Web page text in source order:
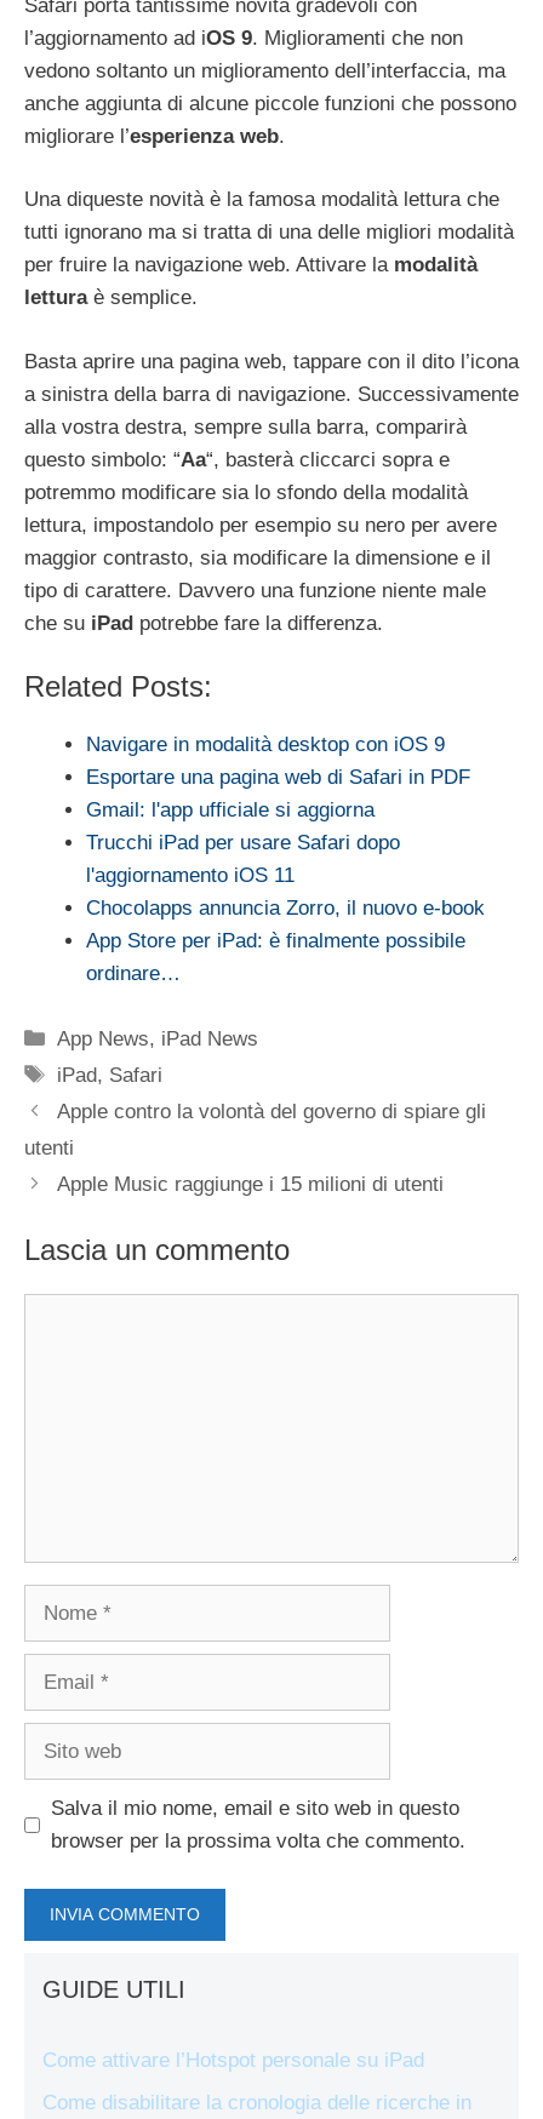
Safari porta tantissime novità gradevoli con
l’aggiornamento ad iOS 9. Miglioramenti che non
vedono soltanto un miglioramento dell’interfaccia, ma
anche aggiunta di alcune piccole funzioni che possono
migliorare l’esperienza web.
Una diqueste novità è la famosa modalità lettura che
tutti ignorano ma si tratta di una delle migliori modalità
per fruire la navigazione web. Attivare la modalità
letturaè semplice.
Basta aprire una pagina web, tappare con il dito l’icona
a sinistra della barra di navigazione. Successivamente
alla vostra destra, sempre sulla barra, comparirà
questo simbolo: “Aa“, basterà cliccarci sopra e
potremmo modificare sia lo sfondo della modalità
lettura, impostandolo per esempio su nero per avere
maggior contrasto, sia modificare la dimensione e il
tipo di carattere. Davvero una funzione niente male
che su iPad potrebbe fare la differenza.
Related Posts:
Navigare in modalità desktop con iOS 9
Esportare una pagina web di Safari in PDF
Gmail: l'app ufficiale si aggiorna
Trucchi iPad per usare Safari dopo
l'aggiornamento iOS 11
Chocolapps annuncia Zorro, il nuovo e-book
App Store per iPad: è finalmente possibile
ordinare…
Categorie
App News, iPad News
Tag
iPad, Safari
Apple contro la volontà del governo di spiare gli
utenti
Apple Music raggiunge i 15 milioni di utenti
Lascia un commento
Nome
Email
Sito
Salva il mio nome, email e sito web in questo
browser per la prossima volta che commento.
GUIDE UTILI
Come attivare l’Hotspot personale su iPad
Come disabilitare la cronologia delle ricerche in